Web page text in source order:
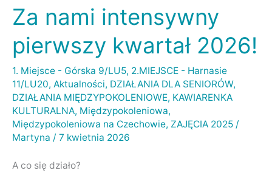
Za nami intensywny
pierwszy kwartał 2026!
1. Miejsce - Górska 9/LU5, 2.MIEJSCE - Harnasie
11/LU20, Aktualności, DZIAŁANIA DLA SENIORÓW,
DZIAŁANIA MIĘDZYPOKOLENIOWE, KAWIARENKA
KULTURALNA, Międzypokoleniowa,
Międzypokoleniowa na Czechowie, ZAJĘCIA 2025 /
Martyna / 7 kwietnia 2026
A co się działo?
Za
intensywny
pierwszy
kwartał
2026!